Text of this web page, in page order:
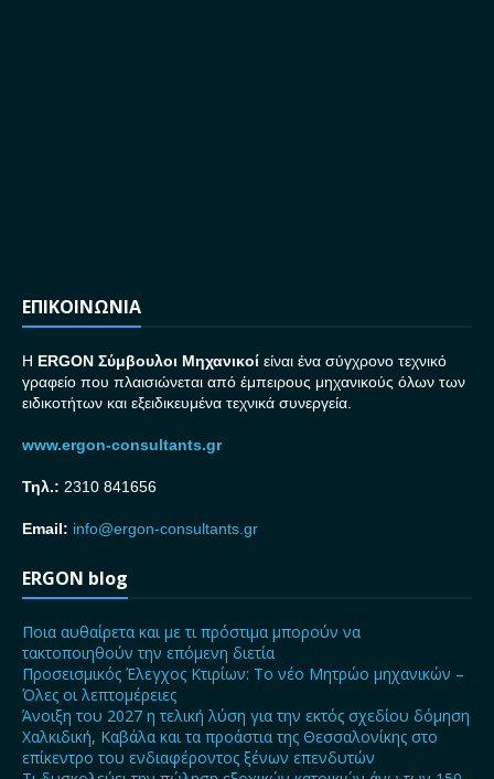
ΕΠΙΚΟΙΝΩΝΙΑ
H ERGON Σύμβουλοι Μηχανικοί είναι ένα σύγχρονο τεχνικό
γραφείο που πλαισιώνεται από έμπειρους μηχανικούς όλων των
ειδικοτήτων και εξειδικευμένα τεχνικά συνεργεία.
www.ergon-consultants.gr
Τηλ.: 2310 841656
Email: info@ergon-consultants.gr
ERGON blog
Ποια αυθαίρετα και με τι πρόστιμα μπορούν να
τακτοποιηθούν την επόμενη διετία
Προσεισμικός Έλεγχος Κτιρίων: Το νέο Μητρώο μηχανικών –
Όλες οι λεπτομέρειες
Άνοιξη του 2027 η τελική λύση για την εκτός σχεδίου δόμηση
Χαλκιδική, Καβάλα και τα προάστια της Θεσσαλονίκης στο
επίκεντρο του ενδιαφέροντος ξένων επενδυτών